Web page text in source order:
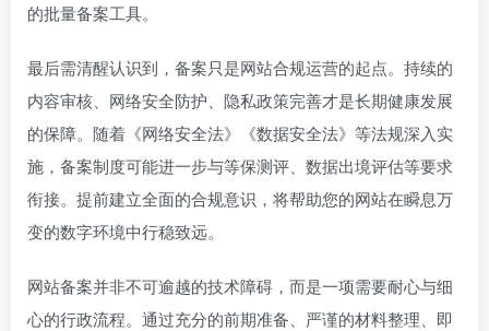
的批量备案工具。
最后需清醒认识到，备案只是网站合规运营的起点。持续的
内容审核、网络安全防护、隐私政策完善才是长期健康发展
的保障。随着《网络安全法》《数据安全法》等法规深入实
施，备案制度可能进一步与等保测评、数据出境评估等要求
衔接。提前建立全面的合规意识，将帮助您的网站在瞬息万
变的数字环境中行稳致远。
网站备案并非不可逾越的技术障碍，而是一项需要耐心与细
心的行政流程。通过充分的前期准备、严谨的材料整理、即